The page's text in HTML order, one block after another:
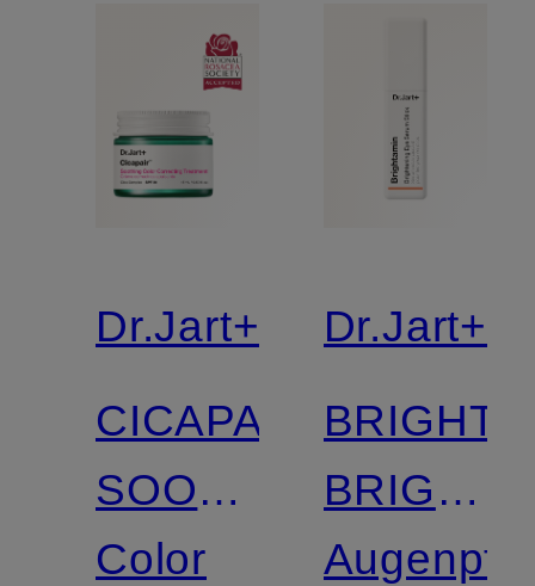
Dr.Jart+
CICAPAIR™
SOOTHING
COLOR
Color
Dr.Jart+
EYE